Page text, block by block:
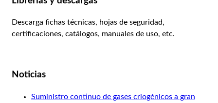
Descarga fichas técnicas, hojas de seguridad,
certificaciones, catálogos, manuales de uso, etc.
Noticias
Suministro continuo de gases criogénicos a gran